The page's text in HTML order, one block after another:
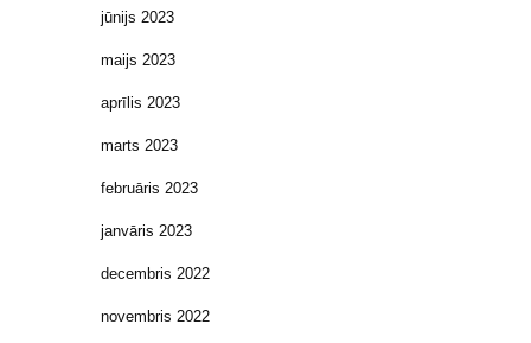
jūnijs 2023
maijs 2023
aprīlis 2023
marts 2023
februāris 2023
janvāris 2023
decembris 2022
novembris 2022